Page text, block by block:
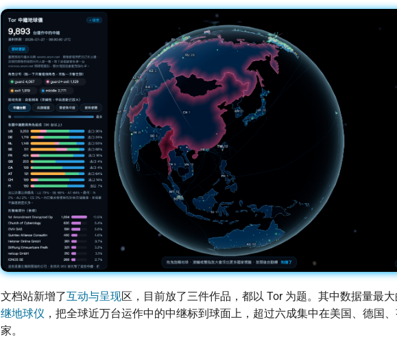
文档站新增了互动与呈现区，目前放了三件作品，都以 Tor 为题。其中数据量最大
继地球仪 ，把全球近万台运作中的中继标到球面上，超过六成集中在美国、德国
家。